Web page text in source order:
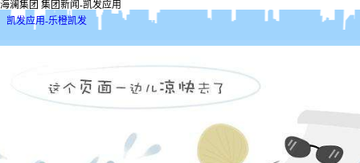
海澜集团 集团新闻-凯发应用
凯发应用-乐橙凯发